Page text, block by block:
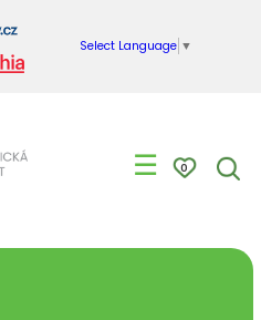
Select Language ▼
☰ 0